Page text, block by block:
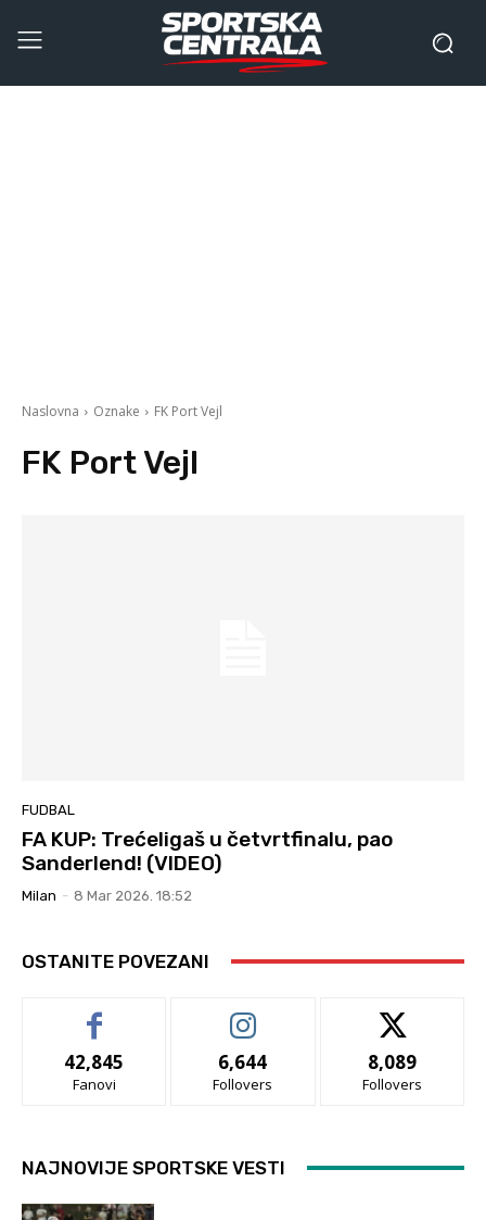
Naslovna Oznake FK Port Vejl
FK Port Vejl
FUDBAL
FA KUP: Trećeligaš u četvrtfinalu, pao
Sanderlend! (VIDEO)
Milan - 8 Mar 2026. 18:52
OSTANITE POVEZANI
42,845
Fanovi
6,644
Follovers
8,089
Follovers
NAJNOVIJE SPORTSKE VESTI